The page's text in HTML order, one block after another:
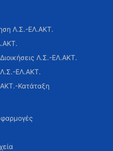
Λ.Σ.-ΕΛ.ΑΚΤ.
Λ.Σ.-ΕΛ.ΑΚΤ.
ΕΛ.ΑΚΤ.
Κατάταξη